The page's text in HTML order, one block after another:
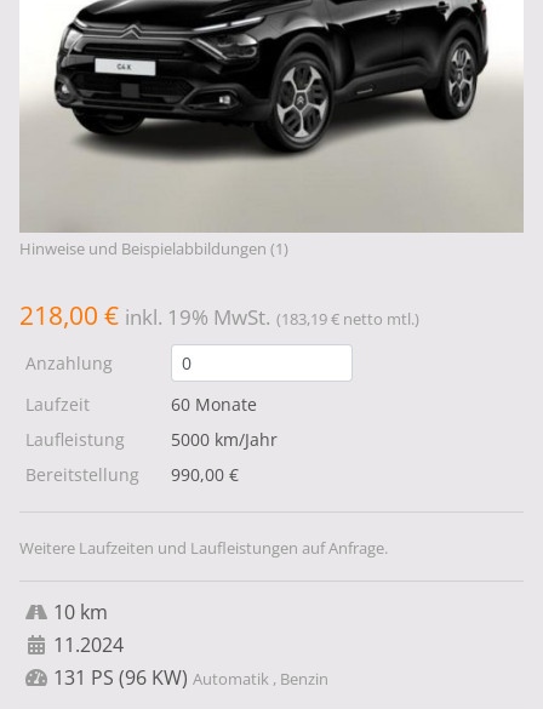
Hinweise und Beispielabbildungen (1)
218,00 € inkl. 19% MwSt. (183,19 € netto mtl.)
Anzahlung
Laufzeit
60 Monate
Laufleistung
5000 km/Jahr
Bereitstellung
990,00 €
Weitere Laufzeiten und Laufleistungen auf Anfrage.
10 km
11.2024
131 PS (96 KW) Automatik , Benzin